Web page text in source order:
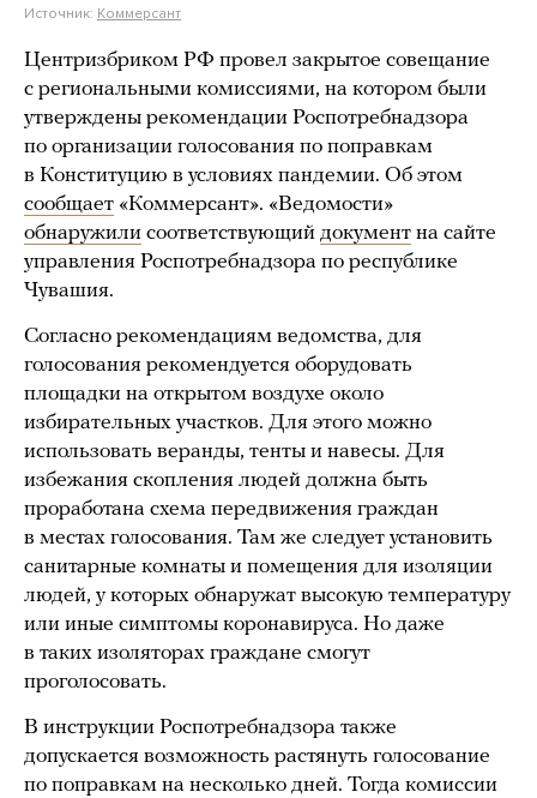
Источник: Коммерсант
Центризбриком РФ провел закрытое совещание
с региональными комиссиями, на котором были
утверждены рекомендации Роспотребнадзора
по организации голосования по поправкам
в Конституцию в условиях пандемии. Об этом
сообщает «Коммерсант». «Ведомости»
обнаружили соответствующий документ на сайте
управления Роспотребнадзора по республике
Чувашия.
Согласно рекомендациям ведомства, для
голосования рекомендуется оборудовать
площадки на открытом воздухе около
избирательных участков. Для этого можно
использовать веранды, тенты и навесы. Для
избежания скопления людей должна быть
проработана схема передвижения граждан
в местах голосования. Там же следует установить
санитарные комнаты и помещения для изоляции
людей, у которых обнаружат высокую температуру
или иные симптомы коронавируса. Но даже
в таких изоляторах граждане смогут
проголосовать.
В инструкции Роспотребнадзора также
допускается возможность растянуть голосование
по поправкам на несколько дней. Тогда комиссии